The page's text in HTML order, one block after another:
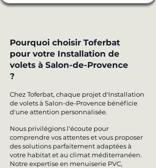
Nous privilégions l'écoute pour
comprendre vos attentes et vous proposer
des solutions parfaitement adaptées à
votre habitat et au climat méditerranéen.
Notre expertise en menuiserie PVC,
Pourquoi choisir Toferbat
pour votre Installation de
volets à Salon-de-Provence
?
Chez Toferbat, chaque projet d'Installation
de volets à Salon-de-Provence bénéficie
d'une attention personnalisée.